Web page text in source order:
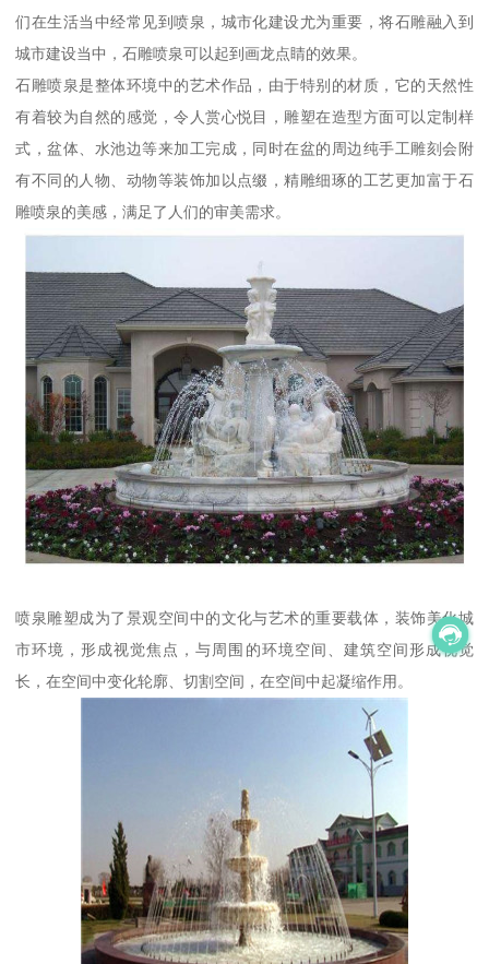
们在生活当中经常见到喷泉，城市化建设尤为重要，将石雕融入到
城市建设当中，石雕喷泉可以起到画龙点睛的效果。
石雕喷泉是整体环境中的艺术作品，由于特别的材质，它的天然性
有着较为自然的感觉，令人赏心悦目，雕塑在造型方面可以定制样
式，盆体、水池边等来加工完成，同时在盆的周边纯手工雕刻会附
有不同的人物、动物等装饰加以点缀，精雕细琢的工艺更加富于石
雕喷泉的美感，满足了人们的审美需求。
喷泉雕塑成为了景观空间中的文化与艺术的重要载体，装饰美化城
市环境，形成视觉焦点，与周围的环境空间、建筑空间形成视觉
长，在空间中变化轮廓、切割空间，在空间中起凝缩作用。